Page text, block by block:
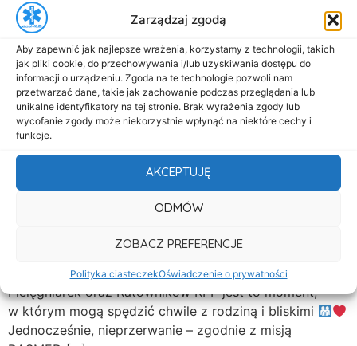
Zarządzaj zgodą
Aby zapewnić jak najlepsze wrażenia, korzystamy z technologii, takich
jak pliki cookie, do przechowywania i/lub uzyskiwania dostępu do
informacji o urządzeniu. Zgoda na te technologie pozwoli nam
przetwarzać dane, takie jak zachowanie podczas przeglądania lub
unikalne identyfikatory na tej stronie. Brak wyrażenia zgody lub
wycofanie zgody może niekorzystnie wpłynąć na niektóre cechy i
funkcje.
AKCEPTUJĘ
ODMÓW
ZOBACZ PREFERENCJE
Polityka ciasteczekOświadczenie o prywatności
czas na kolejną […]
Świąteczne życzenia
DASMED – dziękujemy
za zaufanie i współpracę
Szanowni Państwo,Drodzy Współpracownicy
i Kontrahenci, z okazji Świąt Bożego Narodzenia
pragniemy złożyć Państwu serdeczne życzenia
oraz podziękować za zaufanie, zaangażowanie
i profesjonalną współpracę, jaką obdarzyli Państwo
Medyczne w mijającym roku
Okres świąteczny
to szczególny czas. Dla wielu Ratowników Medycznych,
Pielęgniarek oraz Ratowników KPP jest to moment,
w którym mogą spędzić chwile z rodziną i bliskimi
Jednocześnie, nieprzerwanie – zgodnie z misją